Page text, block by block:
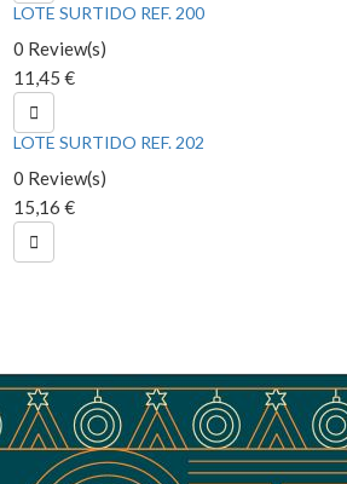
LOTE SURTIDO REF. 200
0 Review(s)
11,45 €

LOTE SURTIDO REF. 202
0 Review(s)
15,16 €
